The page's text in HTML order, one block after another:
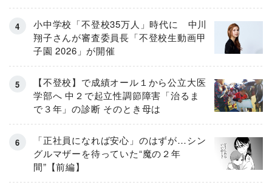
小中学校「不登校35万人」時代に 中川
翔子さんが審査委員長「不登校生動画甲
子園 2026」が開催
【不登校】で成績オール１から公立大医
学部へ 中２で起立性調節障害「治るま
で３年」の診断 そのとき母は
「正社員になれば安心」のはずが…シン
グルマザーを待っていた“魔の２年
間”【前編】